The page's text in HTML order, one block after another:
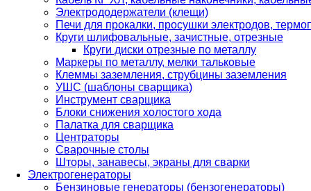
Электрододержатели (клещи)
Печи для прокалки, просушки электродов,
Круги шлифовальные, зачистные, отрезные
Круги диски отрезные по металлу
Маркеры по металлу, мелки тальковые
Клеммы заземления, струбцины заземления
УШС (шаблоны сварщика)
Инструмент сварщика
Блоки снижения холостого хода
Палатка для сварщика
Центраторы
Сварочные столы
Шторы, занавесы, экраны для сварки
Электрогенераторы
Бензиновые генераторы (бензогенераторы)